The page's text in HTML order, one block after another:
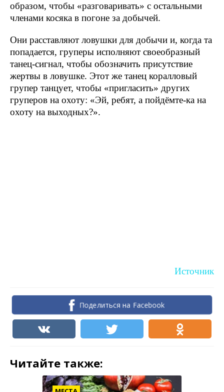
образом, чтобы «разговаривать» с остальными
членами косяка в погоне за добычей.
Они расставляют ловушки для добычи и, когда та
попадается, груперы исполняют своеобразный
танец-сигнал, чтобы обозначить присутствие
жертвы в ловушке. Этот же танец коралловый
групер танцует, чтобы «пригласить» других
груперов на охоту: «Эй, ребят, а пойдёмте-ка на
охоту на выходных?».
Источник
Поделиться на Facebook
Читайте также: